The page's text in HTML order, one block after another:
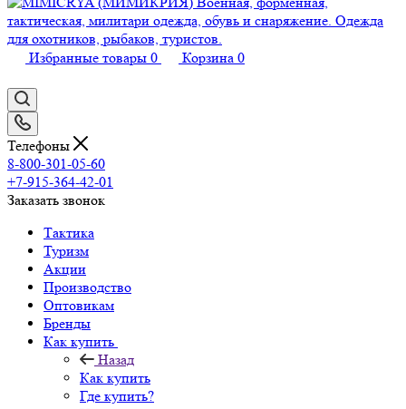
Избранные товары 0 Корзина 0
Телефоны
8-800-301-05-60
+7-915-364-42-01
Заказать звонок
Тактика
Туризм
Акции
Производство
Оптовикам
Бренды
Как купить
Назад
Как купить
Где купить?